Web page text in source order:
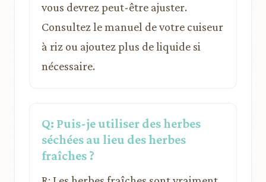
vous devrez peut-être ajuster.
Consultez le manuel de votre cuiseur
à riz ou ajoutez plus de liquide si
nécessaire.
Q: Puis-je utiliser des herbes
séchées au lieu des herbes
fraîches ?